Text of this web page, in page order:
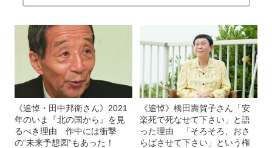
《追悼・田中邦衛さん》2021
年のいま『北の国から』を見
るべき理由 作中には衝撃
の“未来予想図”もあった！
《追悼》橋田壽賀子さん「安
楽死で死なせて下さい」と語
った理由 「そろそろ、おさ
らばさせて下さい」という権